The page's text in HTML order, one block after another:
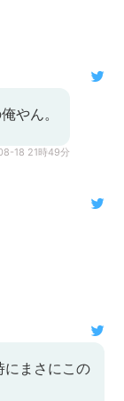
やん。
18 21時49分
にまさにこの